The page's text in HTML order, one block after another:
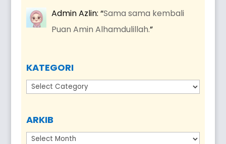
Admin Azlin: “Sama sama kembali
Puan Amin Alhamdulillah.”
KATEGORI
Kategori
ARKIB
Arkib